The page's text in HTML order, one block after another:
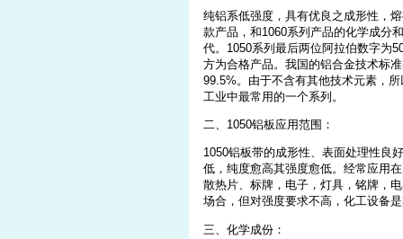
纯铝系低强度，具有优良之成形性，
款产品，和1060系列产品的化学成分
代。1050系列最后两位阿拉伯数字为
方为合格产品。我国的铝合金技术标
99.5%。由于不含有其他技术元素，
工业中最常用的一个系列。
二、1050铝板应用范围：
1050铝板带的成形性、表面处理性良
低，纯度愈高其强度愈低。经常应用
散热片、标牌，电子，灯具，铭牌，
场合，但对强度要求不高，化工设备
三、化学成份：